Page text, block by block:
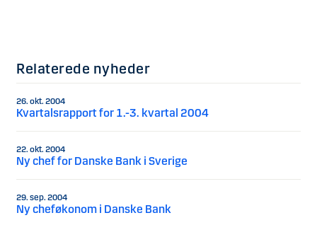
Relaterede nyheder
26. okt. 2004
Kvartalsrapport for 1.-3. kvartal 2004
22. okt. 2004
Ny chef for Danske Bank i Sverige
29. sep. 2004
Ny cheføkonom i Danske Bank